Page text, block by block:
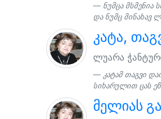
ნუმცა მსმენია
და ნუმც მინახავ
კატა,
ლუარა
კატამ თაგვი
სიხარულით ცას
მელიას